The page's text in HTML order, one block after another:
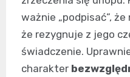
ważnie „podpisać”,
że rezygnuje z jego
świadczenie.
charakter